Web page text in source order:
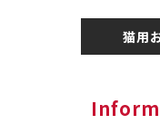
猫用